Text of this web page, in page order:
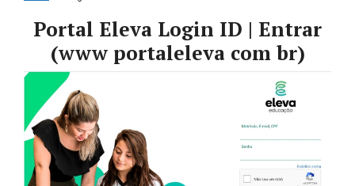
Portal Eleva Login ID | Entrar
(www portaleleva com br)